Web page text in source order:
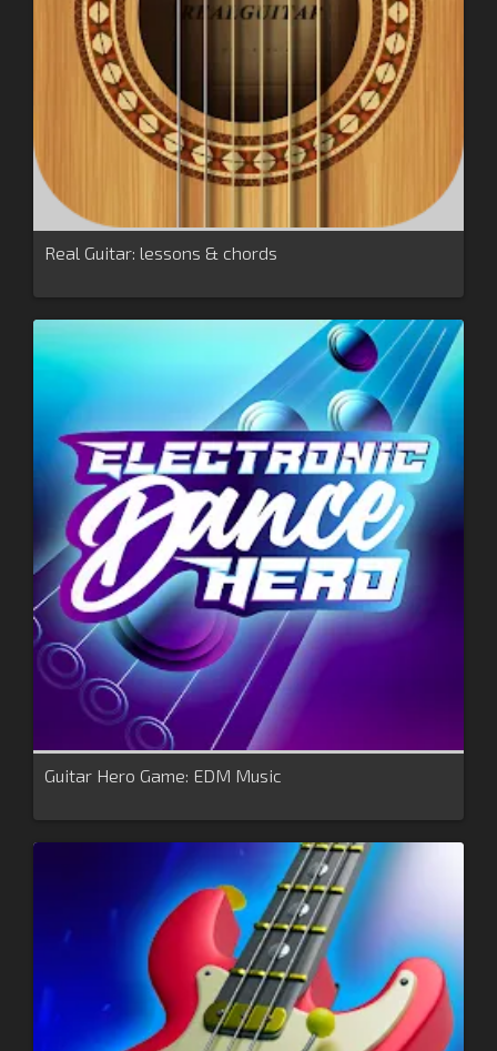
Real Guitar: lessons & chords
Guitar Hero Game: EDM Music